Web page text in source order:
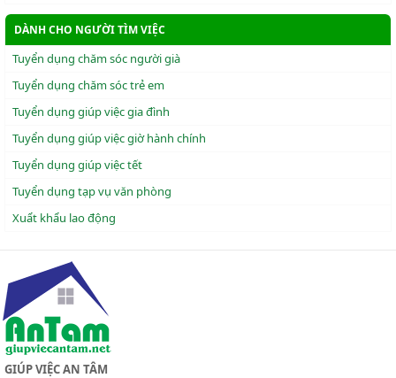
DÀNH CHO NGƯỜI TÌM VIỆC
Tuyển dụng chăm sóc người già
Tuyển dụng chăm sóc trẻ em
Tuyển dụng giúp việc gia đình
Tuyển dụng giúp việc giờ hành chính
Tuyển dụng giúp việc tết
Tuyển dụng tạp vụ văn phòng
Xuẩt khẩu lao động
GIÚP VIỆC AN TÂM